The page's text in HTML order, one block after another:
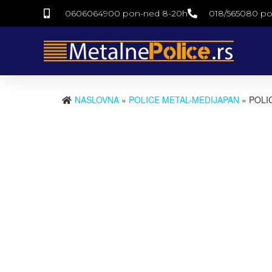
0606064900 pon-ned 8-20h 018/565080
NASLOVNA » POLICE METAL-MEDIJAPAN »